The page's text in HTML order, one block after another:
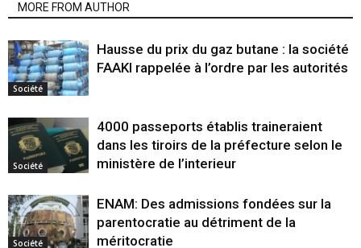
MORE FROM AUTHOR
Société
Hausse du prix du gaz butane : la société
FAAKI rappelée à l’ordre par les autorités
Société
4000 passeports établis traineraient
dans les tiroirs de la préfecture selon le
ministère de l’interieur
Société
ENAM: Des admissions fondées sur la
parentocratie au détriment de la
méritocratie